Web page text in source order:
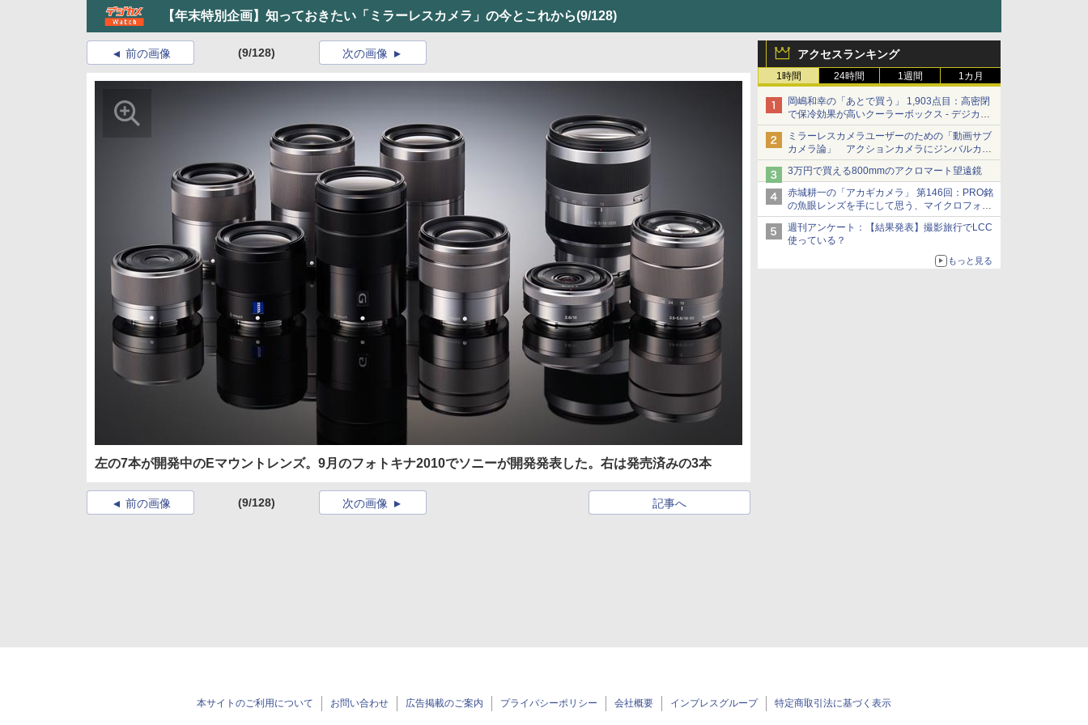
【年末特別企画】知っておきたい「ミラーレスカメラ」の今とこれから(9/128)
アクセスランキング
1時間 24時間 1週間 1カ月
岡嶋和幸の「あとで買う」 1,903点目：高密閉
で保冷効果が高いクーラーボックス - デジカメ
Watch
ミラーレスカメラユーザーのための「動画サブ
カメラ論」 アクションカメラにジンバルカメ
ラ……その実質的な違いは？
3万円で買える800mmのアクロマート望遠鏡
赤城耕一の「アカギカメラ」 第146回：PRO銘
の魚眼レンズを手にして思う、マイクロフォー
サーズへの期待と可能性
週刊アンケート：【結果発表】撮影旅行でLCC
使っている？
もっと見る
前の画像 (9/128) 次の画像
左の7本が開発中のEマウントレンズ。9月のフォトキナ2010でソニーが開発発表した。右は発売済みの3本
前の画像 (9/128) 記事へ
次の画像
本サイトのご利用について お問い合わせ 広告掲載のご案内 プライバシーポリシー 会社概要 インプレスグループ 特定商取引法に基づく表示